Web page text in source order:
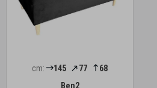
cm: 145 77
68
Ben2